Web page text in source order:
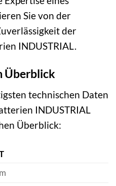
Sie von der
der
INDUSTRIAL.
Überblick
technischen Daten
INDUSTRIAL
Überblick: